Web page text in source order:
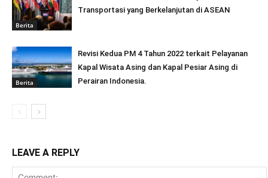
Berita
Transportasi yang Berkelanjutan di ASEAN
Berita
Revisi Kedua PM 4 Tahun 2022 terkait Pelayanan
Kapal Wisata Asing dan Kapal Pesiar Asing di
Perairan Indonesia.
LEAVE A REPLY